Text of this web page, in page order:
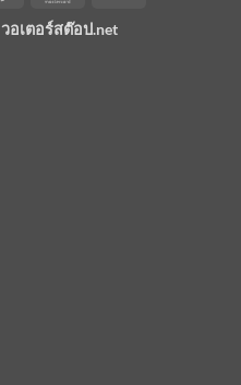
วอเตอร์สต๊อป.net